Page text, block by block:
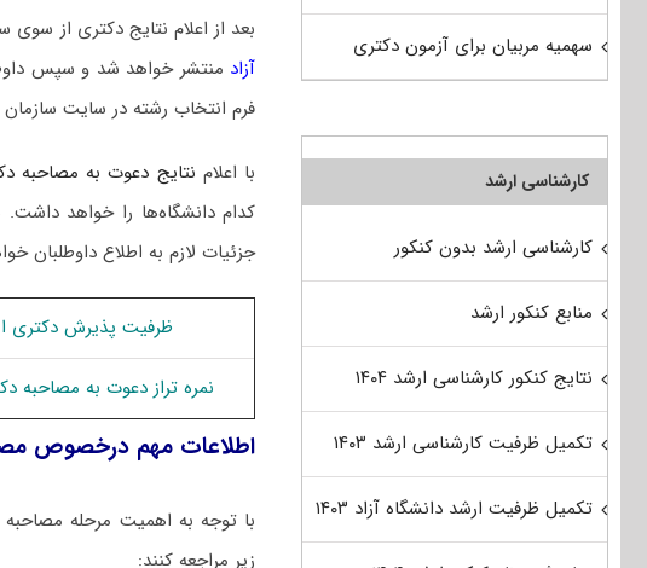
بعد از اعلام نتایج دکتری از
آزاد منتشر خواهد شد و سپس
فرم انتخاب رشته در سایت
با اعلام نتایج دعوت به مصاحبه
کدام دانشگاه‌ها را خواهد
جزئیات لازم به اطلاع داوطلبان
ظرفیت پذیرش دکتری
نمره تراز دعوت به مصاحبه
اطلاعات مهم درخصوص
با توجه به اهمیت مرحله مصاحبه
زیر مراجعه کنند:
سهمیه مربیان برای آزمون دکتری
کارشناسی ارشد
کارشناسی ارشد بدون کنکور
منابع کنکور ارشد
نتایج کنکور کارشناسی ارشد ۱۴۰۴
تکمیل ظرفیت کارشناسی ارشد ۱۴۰۳
تکمیل ظرفیت ارشد دانشگاه آزاد ۱۴۰۳